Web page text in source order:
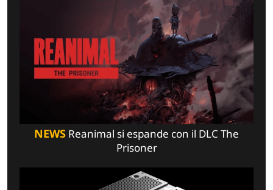
NEWS Reanimal si espande con il DLC The
Prisoner